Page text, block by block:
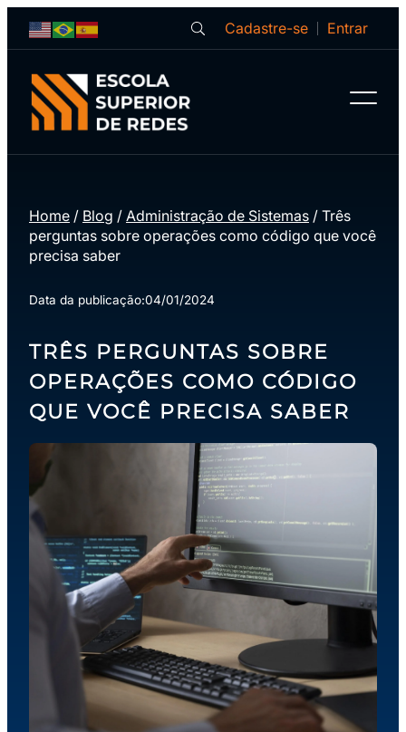
Cadastre-se Entrar
Home / Blog / Administração de Sistemas / Três
perguntas sobre operações como código que você
precisa saber
Data da publicação:04/01/2024
TRÊS PERGUNTAS SOBRE
OPERAÇÕES COMO CÓDIGO
QUE VOCÊ PRECISA SABER